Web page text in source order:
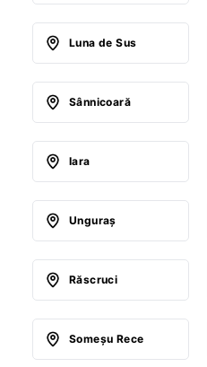
Luna de Sus
Sânnicoară
Iara
Unguraş
Răscruci
Someşu Rece